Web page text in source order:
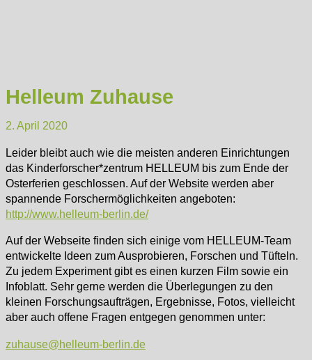
Helleum Zuhause
2. April 2020
Leider bleibt auch wie die meisten anderen Einrichtungen
das Kinderforscher*zentrum HELLEUM bis zum Ende der
Osterferien geschlossen. Auf der Website werden aber
spannende Forschermöglichkeiten angeboten:
http://www.helleum-berlin.de/
Auf der Webseite finden sich einige vom HELLEUM-Team
entwickelte Ideen zum Ausprobieren, Forschen und Tüfteln.
Zu jedem Experiment gibt es einen kurzen Film sowie ein
Infoblatt. Sehr gerne werden die Überlegungen zu den
kleinen Forschungsaufträgen, Ergebnisse, Fotos, vielleicht
aber auch offene Fragen entgegen genommen unter:
zuhause@helleum-berlin.de